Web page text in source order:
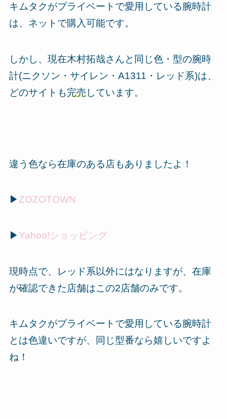
キムタクがプライベートで愛用している腕時計
は、 ネットで購入可能です。
しかし、現在木村拓哉さんと同じ色・型の腕時
計(ニクソン・サイレン・A1311・レッド系)は、
どのサイトも完売 しています。
違う色なら在庫のある店もありましたよ！
▶ZOZOTOWN
▶ Yahoo!ショッピング
現時点で、レッド系以外にはなりますが、在庫
が確認できた店舗はこの2店舗のみです。
キムタクがプライベートで愛用している腕時計
とは色違いですが、同じ型番なら嬉しいですよ
ね！